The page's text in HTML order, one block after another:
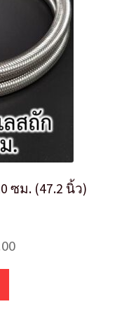
ซม. (47.2 นิ้ว)